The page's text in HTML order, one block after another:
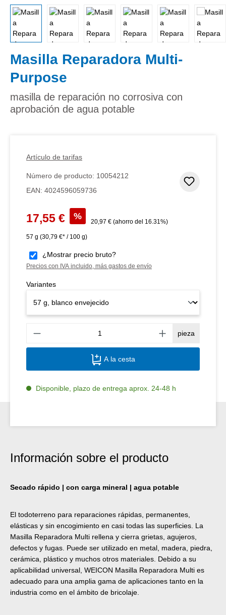
Masilla Reparadora Multi-
Purpose
masilla de reparación no corrosiva con
aprobación de agua potable
Artículo de tarifas
Número de producto: 10054212
EAN: 4024596059736
Precio de venta:
17,55 € % Precio normal:
20,97 € (ahorro del 16.31%)
57 g (30,79 €* / 100 g)
¿Mostrar precio bruto?
Precios con IVA incluido, más gastos de envío
Variantes
pieza
A la cesta
Disponible, plazo de entrega aprox. 24-48 h
Información sobre el producto
Secado rápido | con carga mineral | agua potable
El todoterreno para reparaciones rápidas, permanentes,
elásticas y sin encogimiento en casi todas las superficies. La
Masilla Reparadora Multi rellena y cierra grietas, agujeros,
defectos y fugas. Puede ser utilizado en metal, madera, piedra,
cerámica, plástico y muchos otros materiales. Debido a su
aplicabilidad universal, WEICON Masilla Reparadora Multi es
adecuado para una amplia gama de aplicaciones tanto en la
industria como en el ámbito de bricolaje.